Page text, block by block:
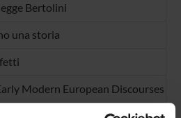
Bertolini
una storia
Modern European Discourses